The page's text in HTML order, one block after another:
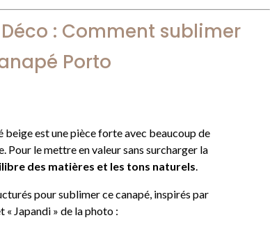
: Comment sublimer
Porto
beige est une pièce forte avec beaucoup de
Pour le mettre en valeur sans surcharger la
des matières et les tons naturels
pour sublimer ce canapé, inspirés par
« Japandi » de la photo :